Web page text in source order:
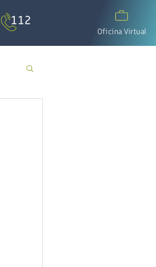
Oficina Virtual